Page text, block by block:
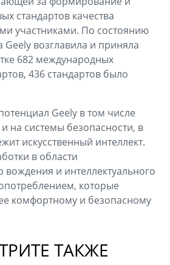
стандартов качества
участниками. По состоянию
Geely возглавила и приняла
682 международных
436 стандартов было
Geely в том числе
на системы безопасности, в
искусственный интеллект.
в области
вождения и интеллектуального
которые
комфортному и безопасному
ТАКЖЕ